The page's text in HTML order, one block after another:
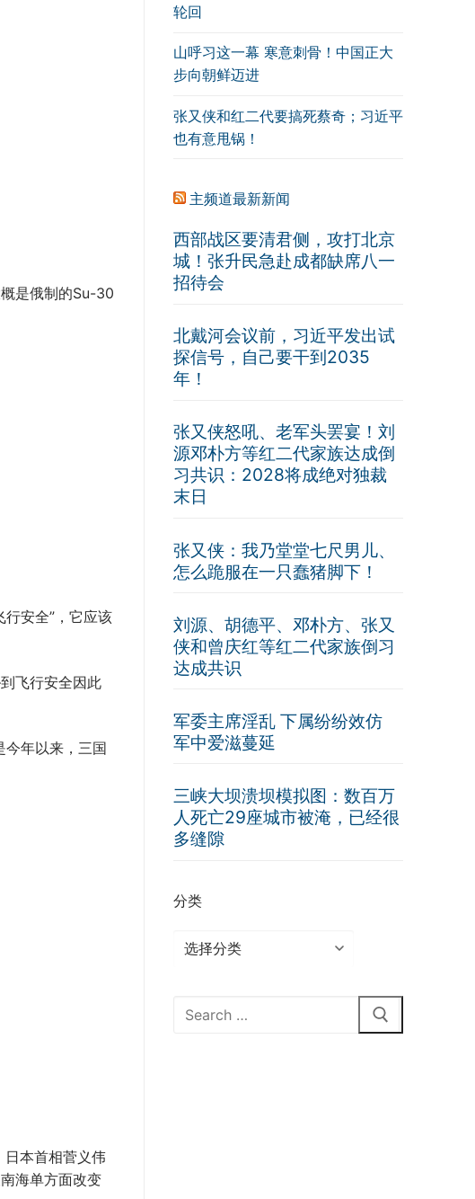
是俄制的Su-30
安全”，它应该
飞行安全因此
今年以来，三国
日本首相菅义伟
海单方面改变
轮回
山呼习这一幕 寒意刺骨！中国正大
步向朝鲜迈进
张又侠和红二代要搞死蔡奇；习近平
也有意甩锅！
主频道最新新闻
西部战区要清君侧，攻打北京
城！张升民急赴成都缺席八一
招待会
北戴河会议前，习近平发出试
探信号，自己要干到2035
年！
张又侠怒吼、老军头罢宴！刘
源邓朴方等红二代家族达成倒
习共识：2028将成绝对独裁
末日
张又侠：我乃堂堂七尺男儿、
怎么跪服在一只蠢猪脚下！
刘源、胡德平、邓朴方、张又
侠和曾庆红等红二代家族倒习
达成共识
军委主席淫乱 下属纷纷效仿
军中爱滋蔓延
三峡大坝溃坝模拟图：数百万
人死亡29座城市被淹，已经很
多缝隙
分类
分
Search